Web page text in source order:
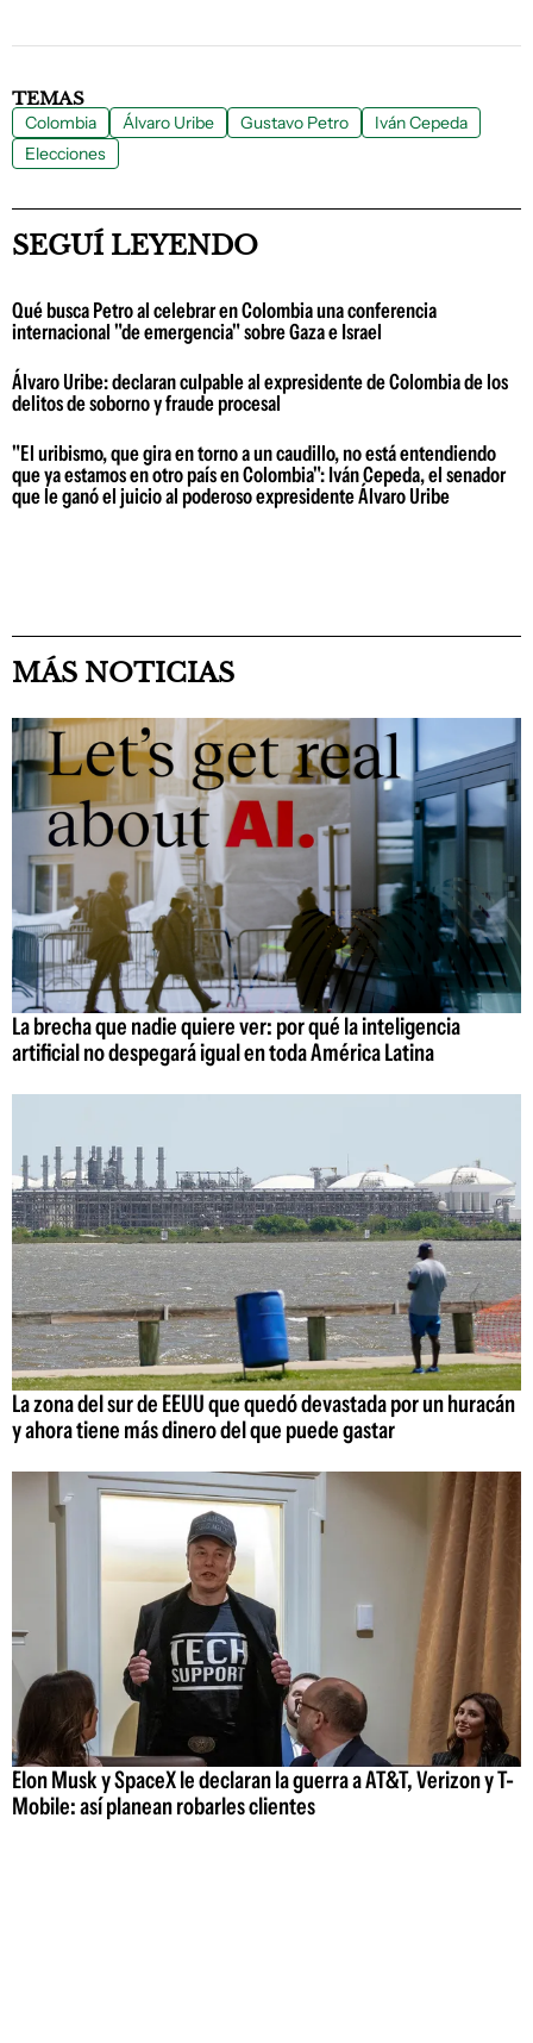
TEMAS
Colombia Álvaro Uribe Gustavo Petro
Iván Cepeda
Elecciones
SEGUÍ LEYENDO
Qué busca Petro al celebrar en Colombia una conferencia
internacional "de emergencia" sobre Gaza e Israel
Álvaro Uribe: declaran culpable al expresidente de Colombia de los
delitos de soborno y fraude procesal
"El uribismo, que gira en torno a un caudillo, no está entendiendo
que ya estamos en otro país en Colombia": Iván Cepeda, el senador
que le ganó el juicio al poderoso expresidente Álvaro Uribe
MÁS NOTICIAS
La brecha que nadie quiere ver: por qué la inteligencia
artificial no despegará igual en toda América Latina
La zona del sur de EEUU que quedó devastada por un huracán
y ahora tiene más dinero del que puede gastar
Elon Musk y SpaceX le declaran la guerra a AT&T, Verizon y T-
Mobile: así planean robarles clientes